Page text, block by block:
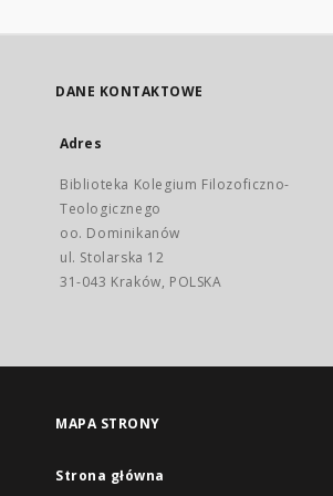
DANE KONTAKTOWE
Adres
Biblioteka Kolegium Filozoficzno-
Teologicznego
oo. Dominikanów
ul. Stolarska 12
31-043 Kraków, POLSKA
MAPA STRONY
Strona główna